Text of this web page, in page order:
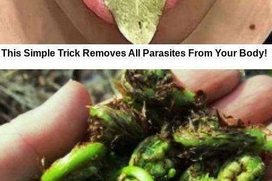
This Simple Trick Removes All Parasites From Your Body!